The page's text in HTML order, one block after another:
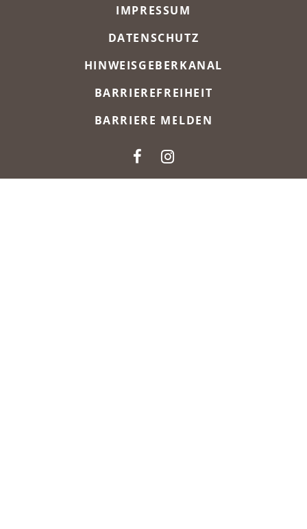
IMPRESSUM
DATENSCHUTZ
HINWEISGEBERKANAL
BARRIEREFREIHEIT
BARRIERE MELDEN